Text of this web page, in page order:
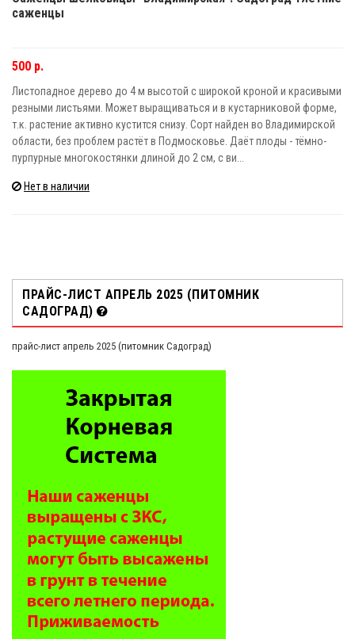
саженцы
500 р.
Листопадное дерево до 4 м высотой с широкой кроной и красивыми
резными листьями. Может выращиваться и в кустарниковой форме,
т.к. растение активно кустится снизу. Сорт найден во Владимирской
области, без проблем растёт в Подмосковье. Даёт плоды - тёмно-
пурпурные многокостянки длиной до 2 см, с ви...
Нет в наличии
ПРАЙС-ЛИСТ АПРЕЛЬ 2025 (ПИТОМНИК
САДОГРАД)
прайс-лист апрель 2025 (питомник Садоград)